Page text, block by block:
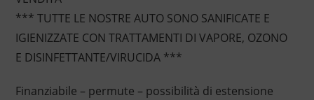
*** TUTTE LE NOSTRE AUTO SONO SANIFICATE E
IGIENIZZATE CON TRATTAMENTI DI VAPORE, OZONO
E DISINFETTANTE/VIRUCIDA ***
Finanziabile – permute – possibilità di estensione